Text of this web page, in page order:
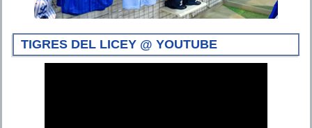
TIGRES DEL LICEY @ YOUTUBE